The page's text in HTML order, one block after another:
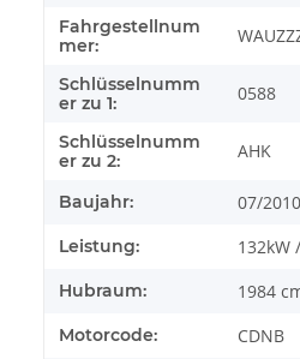
Fahrgestellnum
mer:
Schlüsselnumm
er zu 1:
0588
Schlüsselnumm
er zu 2:
AHK
Baujahr: 07/2010
Leistung: 132kW
Hubraum: 1984
Motorcode: CDNB